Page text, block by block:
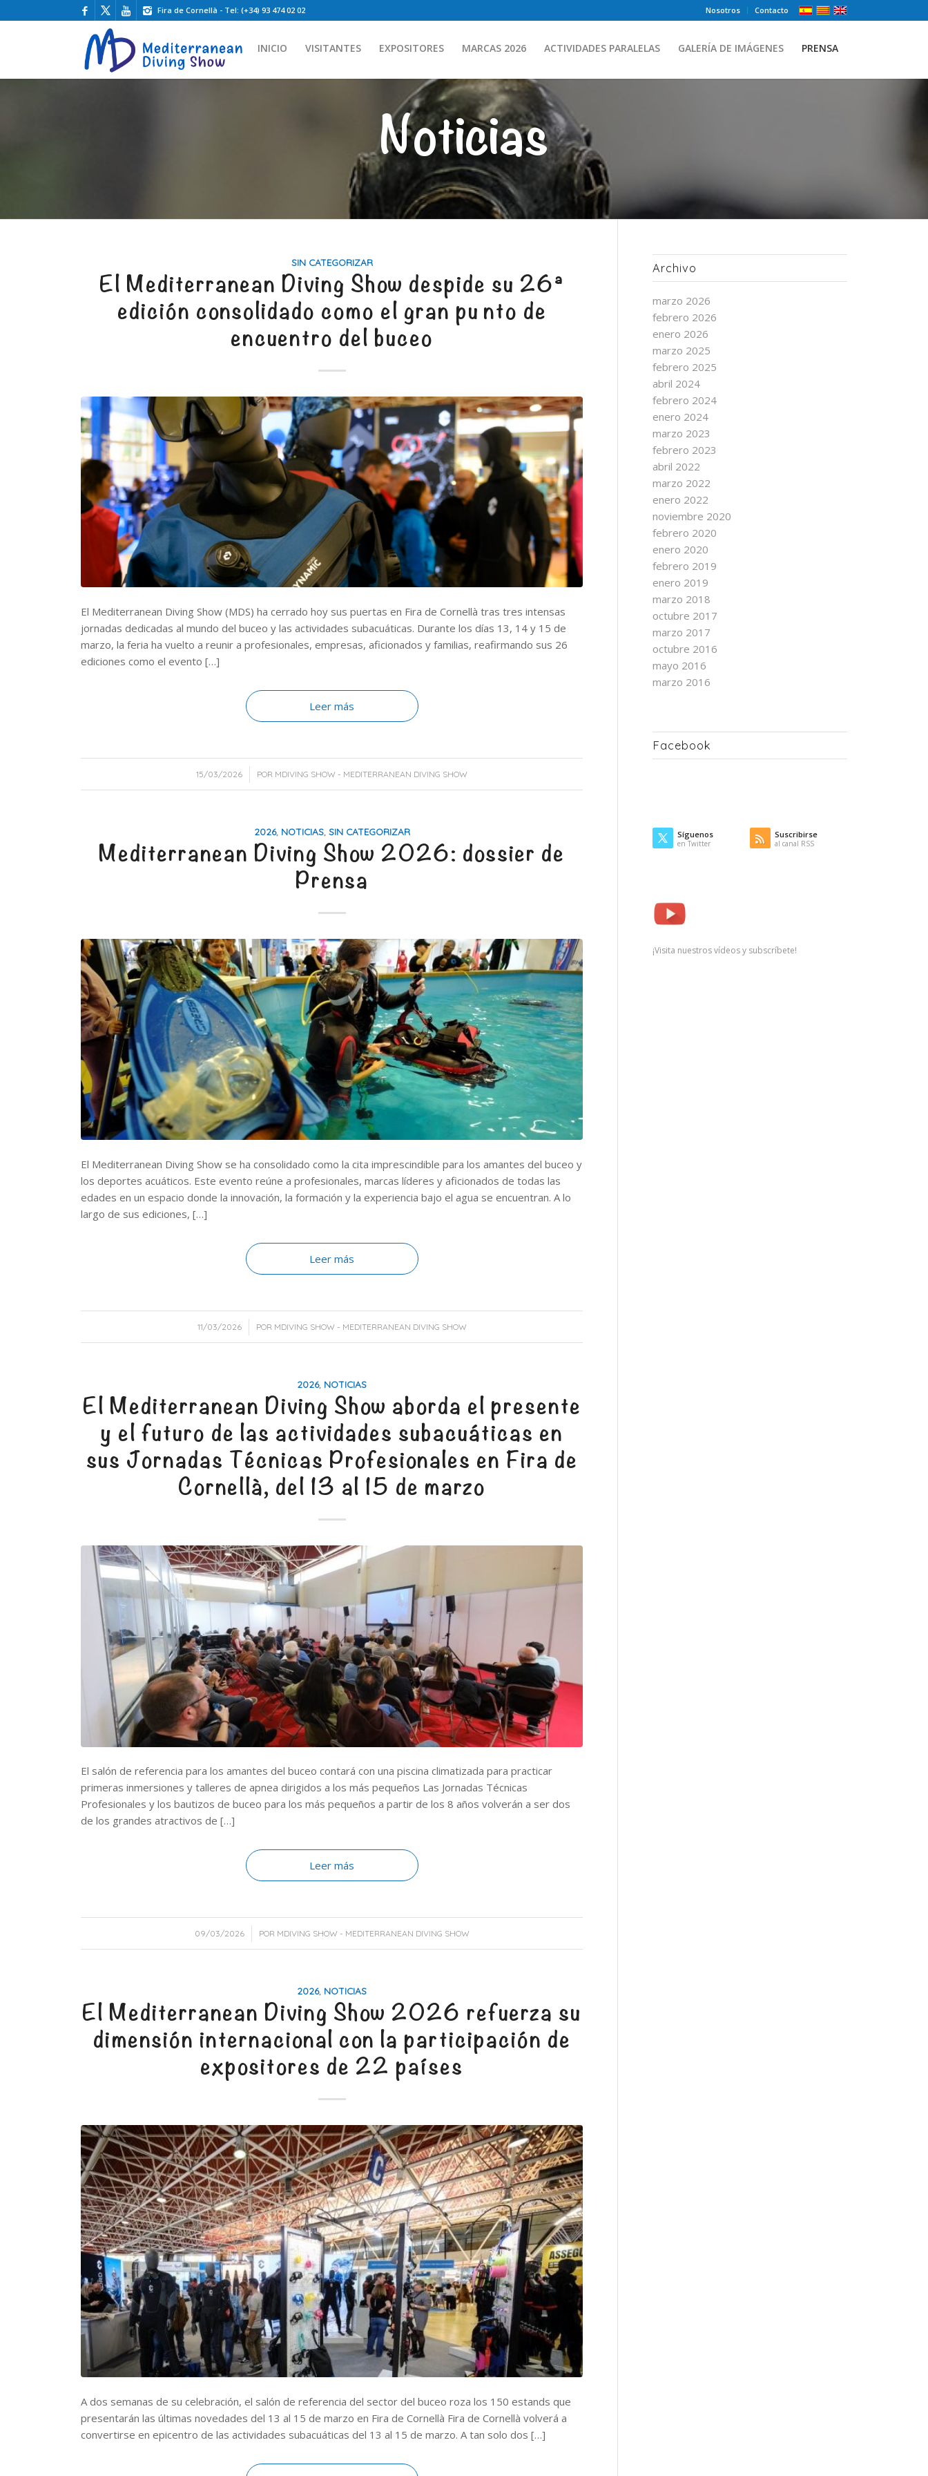
Nosotros Contacto
Fira de Cornellà - Tel: (+34) 93 474 02 02
INICIO VISITANTES EXPOSITORES MARCAS 2026 ACTIVIDADES PARALELAS GALERÍA DE IMÁGENES PRENSA
Noticias
SIN CATEGORIZAR
El Mediterranean Diving Show despide su 26ª
edición consolidado como el gran punto de
encuentro del buceo
El Mediterranean Diving Show (MDS) ha cerrado hoy sus puertas en Fira de Cornellà tras tres intensas
jornadas dedicadas al mundo del buceo y las actividades subacuáticas. Durante los días 13, 14 y 15 de
marzo, la feria ha vuelto a reunir a profesionales, empresas, aficionados y familias, reafirmando sus 26
ediciones como el evento […]
Leer más
15/03/2026
/ POR MDIVING SHOW - MEDITERRANEAN DIVING SHOW
2026, NOTICIAS, SIN CATEGORIZAR
Mediterranean Diving Show 2026: dossier de
Prensa
El Mediterranean Diving Show se ha consolidado como la cita imprescindible para los amantes del buceo y
los deportes acuáticos. Este evento reúne a profesionales, marcas líderes y aficionados de todas las
edades en un espacio donde la innovación, la formación y la experiencia bajo el agua se encuentran. A lo
largo de sus ediciones, […]
Leer más
11/03/2026
/ POR MDIVING SHOW - MEDITERRANEAN DIVING SHOW
2026, NOTICIAS
El Mediterranean Diving Show aborda el presente
y el futuro de las actividades subacuáticas en
sus Jornadas Técnicas Profesionales en Fira de
Cornellà, del 13 al 15 de marzo
El salón de referencia para los amantes del buceo contará con una piscina climatizada para practicar
primeras inmersiones y talleres de apnea dirigidos a los más pequeños Las Jornadas Técnicas
Profesionales y los bautizos de buceo para los más pequeños a partir de los 8 años volverán a ser dos
de los grandes atractivos de […]
Leer más
09/03/2026
/ POR MDIVING SHOW - MEDITERRANEAN DIVING SHOW
2026, NOTICIAS
El Mediterranean Diving Show 2026 refuerza su
dimensión internacional con la participación de
expositores de 22 países
A dos semanas de su celebración, el salón de referencia del sector del buceo roza los 150 estands que
presentarán las últimas novedades del 13 al 15 de marzo en Fira de Cornellà Fira de Cornellà volverá a
convertirse en epicentro de las actividades subacuáticas del 13 al 15 de marzo. A tan solo dos […]
Archivo
marzo 2026
febrero 2026
enero 2026
marzo 2025
febrero 2025
abril 2024
febrero 2024
enero 2024
marzo 2023
febrero 2023
abril 2022
marzo 2022
enero 2022
noviembre 2020
febrero 2020
enero 2020
febrero 2019
enero 2019
marzo 2018
octubre 2017
marzo 2017
octubre 2016
mayo 2016
marzo 2016
Facebook
Síguenos
en Twitter
Suscribirse
al canal RSS
¡Visita nuestros vídeos y subscríbete!